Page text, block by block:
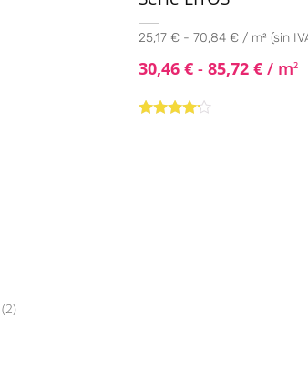
(2)
25,17 € - 70,84 € / m² (sin
30,46 € - 85,72 € / m2